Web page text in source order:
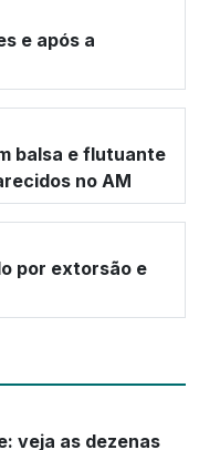
e após a
balsa e flutuante
no AM
por extorsão e
veja as dezenas